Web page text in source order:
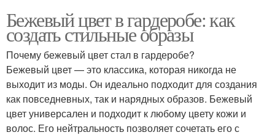
Бежевый цвет в гардеробе: как
создать стильные образы
Почему бежевый цвет стал в гардеробе?
Бежевый цвет — это классика, которая никогда не
выходит из моды. Он идеально подходит для создания
как повседневных, так и нарядных образов. Бежевый
цвет универсален и подходит к любому цвету кожи и
волос. Его нейтральность позволяет сочетать его с